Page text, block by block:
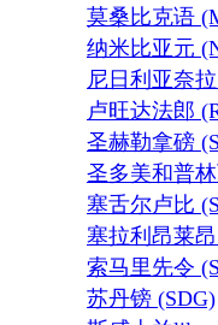
莫桑比克语
纳米比亚元
尼日利亚奈
卢旺达法郎
圣赫勒拿磅
圣多美和普
塞舌尔卢比
塞拉利昂莱
索马里先令
苏丹镑 (SDG)